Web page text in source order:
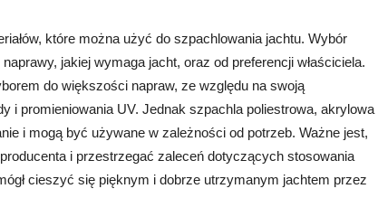
które można użyć do szpachlowania jachtu. Wybór
jakiej wymaga jacht, oraz od preferencji właściciela.
do większości napraw, ze względu na swoją
i promieniowania UV. Jednak szpachla poliestrowa, akrylowa
i mogą być używane w zależności od potrzeb. Ważne jest,
i przestrzegać zaleceń dotyczących stosowania
cieszyć się pięknym i dobrze utrzymanym jachtem przez